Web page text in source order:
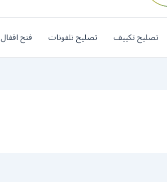
تصليح تكييف تصليح تلفونات فتح اقفال